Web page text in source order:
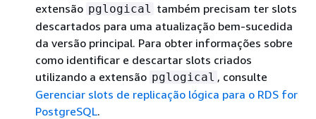
extensão pglogical também precisam ter slots
descartados para uma atualização bem-sucedida
da versão principal. Para obter informações sobre
como identificar e descartar slots criados
utilizando a extensão pglogical , consulte
Gerenciar slots de replicação lógica para o RDS for
PostgreSQL.